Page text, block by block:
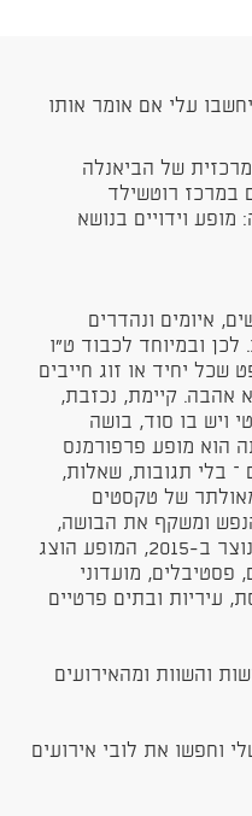
עלי אם אומר אותו
של הביאנלה
במרכז רוטשילד
וידויים בנושא
איומים ונהדרים
לכן ובמיוחד לכבוד ט"ו
שכל יחיד או זוג חייבים
אהבה. קיימת, נכזבת,
ויש בו סוד, בושה
הוא מופע פרפורמנס
– בלי תגובות, שאלות,
של טקסטים
ומשקף את הבושה,
הפחד, והאשמה שבפנים. מאז שנוצר ב-2015, המופע הוצג
פסטיבלים, מועדוני
עיריות ובתים פרטיים
והשוות ומהאירועים
וחפשו את לובי אירועים